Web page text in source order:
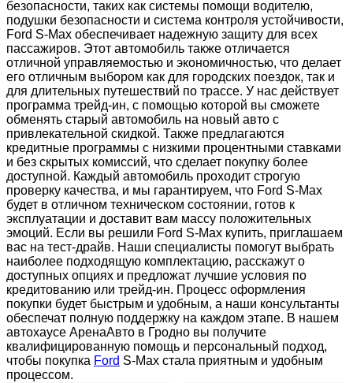
безопасности, таких как системы помощи водителю,
подушки безопасности и система контроля устойчивости,
Ford S-Max обеспечивает надежную защиту для всех
пассажиров. Этот автомобиль также отличается
отличной управляемостью и экономичностью, что делает
его отличным выбором как для городских поездок, так и
для длительных путешествий по трассе. У нас действует
программа трейд-ин, с помощью которой вы сможете
обменять старый автомобиль на новый авто с
привлекательной скидкой. Также предлагаются
кредитные программы с низкими процентными ставками
и без скрытых комиссий, что сделает покупку более
доступной. Каждый автомобиль проходит строгую
проверку качества, и мы гарантируем, что Ford S-Max
будет в отличном техническом состоянии, готов к
эксплуатации и доставит вам массу положительных
эмоций. Если вы решили Ford S-Max купить, приглашаем
вас на тест-драйв. Наши специалисты помогут выбрать
наиболее подходящую комплектацию, расскажут о
доступных опциях и предложат лучшие условия по
кредитованию или трейд-ин. Процесс оформления
покупки будет быстрым и удобным, а наши консультанты
обеспечат полную поддержку на каждом этапе. В нашем
автохаусе АренаАвто в Гродно вы получите
квалифицированную помощь и персональный подход,
чтобы покупка Ford S-Max стала приятным и удобным
процессом.